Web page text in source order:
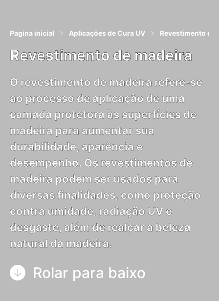
Pagina inicial Aplicações de Cura UV Revestimento de
Revestimento de madeira
O revestimento de madeira refere-se
ao processo de aplicação de uma
camada protetora às superfícies de
madeira para aumentar sua
durabilidade, aparência e
desempenho. Os revestimentos de
madeira podem ser usados para
diversas finalidades, como proteção
contra umidade, radiação UV e
desgaste, além de realçar a beleza
natural da madeira.
Rolar para baixo